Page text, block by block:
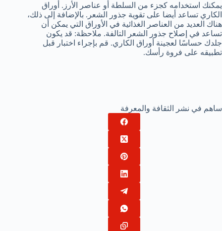
يمكنك استخدامه كجزء من السلطة أو عناصر الأرز. أوراق
الكاري تساعد أيضا على تقوية جذور الشعر. بالإضافة إلى ذلك،
هناك العديد من العناصر الغذائية في الأوراق التي يمكن أن
تساعد في إصلاح جذور الشعر التالفة. ملاحظة: قد يكون
جلدك حساسًا لعجينة أوراق الكاري. قم بإجراء اختبار قبل
تطبيقه على فروة رأسك.
ساهم في نشر الثقافة والمعرفة